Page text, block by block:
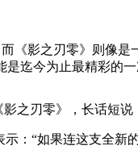
《影之刃零》则像
是迄今为止最精彩的
刃零》，长话短说
：“如果连这支全